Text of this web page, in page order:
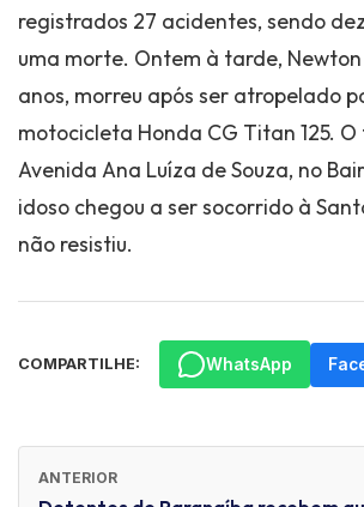
registrados 27 acidentes, sendo
uma morte. Ontem à tarde, Newton
anos, morreu após ser atropelado
motocicleta Honda CG Titan 125.
Avenida Ana Luíza de Souza, no
idoso chegou a ser socorrido à
não resistiu.
COMPARTILHE: WhatsApp
ANTERIOR